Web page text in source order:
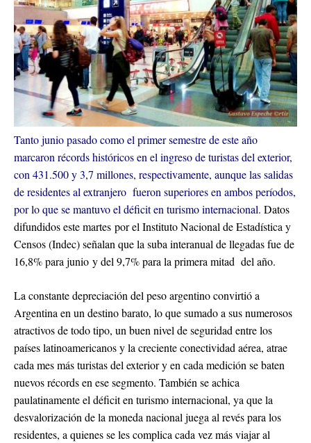
Tanto junio pasado como el primer semestre de este año
marcaron récords históricos en el ingreso de turistas del exterior,
con 431.500 y 3,7 millones, respectivamente, aunque las salidas
de residentes al extranjero fueron superiores en ambos períodos,
por lo que se mantuvo el déficit en turismo internacional. Datos
difundidos este martes por el Instituto Nacional de Estadística y
Censos (Indec) señalan que la suba interanual de llegadas fue de
16,8% para junio y del 9,7% para la primera mitad del año.
La constante depreciación del peso argentino convirtió a
Argentina en un destino barato, lo que sumado a sus numerosos
atractivos de todo tipo, un buen nivel de seguridad entre los
países latinoamericanos y la creciente conectividad aérea, atrae
cada mes más turistas del exterior y en cada medición se baten
nuevos récords en ese segmento. También se achica
paulatinamente el déficit en turismo internacional, ya que la
desvalorización de la moneda nacional juega al revés para los
residentes, a quienes se les complica cada vez más viajar al